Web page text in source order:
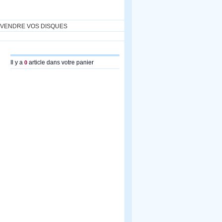
VENDRE VOS DISQUES
Il y a 0 article dans votre panier